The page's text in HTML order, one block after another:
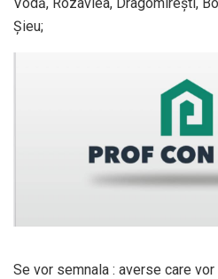
Șieu;
Se vor semnala : averse care